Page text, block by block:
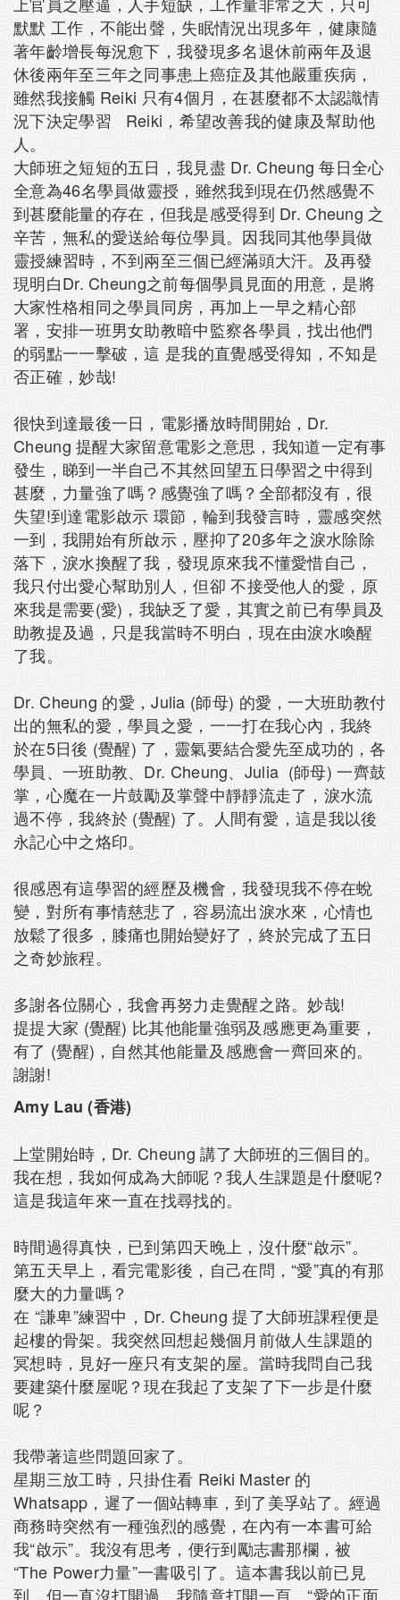
默默 工作，不能出聲，失眠情況出現多年，健康隨
著年齡增長每況愈下，我發現多名退休前兩年及退
休後兩年至三年之同事患上癌症及其他嚴重疾病，
雖然我接觸 Reiki 只有4個月，在甚麼都不太認識情
況下決定學習 Reiki，希望改善我的健康及幫助他
人。
大師班之短短的五日，我見盡 Dr. Cheung 每日全心
全意為46名學員做靈授，雖然我到現在仍然感覺不
到甚麼能量的存在，但我是感受得到 Dr. Cheung 之
辛苦，無私的愛送給每位學員。因我同其他學員做
靈授練習時，不到兩至三個已經滿頭大汗。及再發
現明白Dr. Cheung之前每個學員見面的用意，是將
大家性格相同之學員同房，再加上一早之精心部
署，安排一班男女助教暗中監察各學員，找出他們
的弱點一一擊破，這 是我的直覺感受得知，不知是
否正確，妙哉!
很快到達最後一日，電影播放時間開始，Dr.
Cheung 提醒大家留意電影之意思，我知道一定有事
發生，睇到一半自己不其然回望五日學習之中得到
甚麼，力量強了嗎？感覺強了嗎？全部都沒有，很
失望!到達電影啟示 環節，輪到我發言時，靈感突然
一到，我開始有所啟示，壓抑了20多年之淚水除除
落下，淚水換醒了我，發現原來我不懂愛惜自己，
我只付出愛心幫助別人，但卻 不接受他人的愛，原
來我是需要(愛)，我缺乏了愛，其實之前已有學員及
助教提及過，只是我當時不明白，現在由淚水喚醒
了我。
Dr. Cheung 的愛，Julia (師母) 的愛，一大班助教付
出的無私的愛，學員之愛，一一打在我心內，我終
於在5日後 (覺醒) 了，靈氣要結合愛先至成功的，各
學員、一班助教、Dr. Cheung、Julia (師母) 一齊鼓
掌，心魔在一片鼓勵及掌聲中靜靜流走了，淚水流
過不停，我終於 (覺醒) 了。人間有愛，這是我以後
永記心中之烙印。
很感恩有這學習的經歷及機會，我發現我不停在蛻
變，對所有事情慈悲了，容易流出淚水來，心情也
放鬆了很多，膝痛也開始變好了，終於完成了五日
之奇妙旅程。
多謝各位關心，我會再努力走覺醒之路。妙哉!
提提大家 (覺醒) 比其他能量強弱及感應更為重要，
有了 (覺醒)，自然其他能量及感應會一齊回來的。
謝謝!
Amy Lau (香港)
上堂開始時，Dr. Cheung 講了大師班的三個目的。
我在想，我如何成為大師呢？我人生課題是什麼呢?
這是我這年來一直在找尋找的。
時間過得真快，已到第四天晚上，沒什麼“啟示”。
第五天早上，看完電影後，自己在問，“愛”真的有那
麼大的力量嗎？
在 “謙卑”練習中，Dr. Cheung 提了大師班課程便是
起樓的骨架。我突然回想起幾個月前做人生課題的
冥想時，見好一座只有支架的屋。當時我問自己我
要建築什麼屋呢？現在我起了支架了下一步是什麼
呢？
我帶著這些問題回家了。
星期三放工時，只掛住看 Reiki Master 的
Whatsapp，遲了一個站轉車，到了美孚站了。經過
商務時突然有一種強烈的感覺，在內有一本書可給
我“啟示”。我沒有思考，便行到勵志書那欄，被
“The Power力量”一書吸引了。這本書我以前已見
到，但一直沒打開過。我隨意打開一頁，“愛的正面